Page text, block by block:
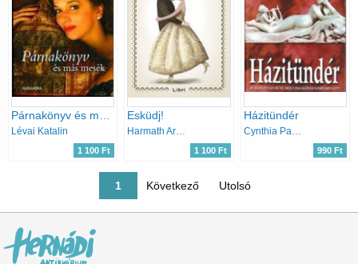
Lévai Katalin
1 100 Ft
Esküdj!
Harmath Artemisz
1 100 Ft
Házitündér
Cynthia Parker
990 Ft
Jelenlegi oldal
1 Következő oldal
Következő Utolsó oldal
Utolsó